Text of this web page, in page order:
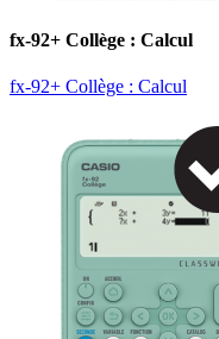
fx-92+ Collège : Calcul
fx-92+ Collège : Calcul